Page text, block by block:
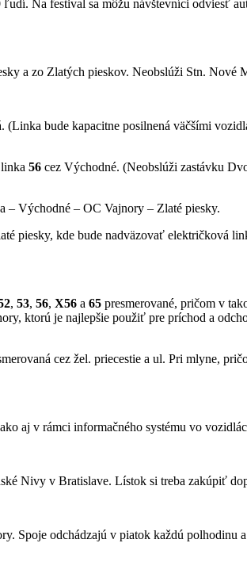
Na festival sa môžu návštevníci odviesť
a zo Zlatých pieskov. Neobslúži Stn. Nové
bude kapacitne posilnená väčšími
56 cez Východné. (Neobslúži zastávku
– Východné – OC Vajnory – Zlaté piesky.
piesky, kde bude nadväzovať električková
, 53, 56, X56 a 65 presmerované, pričom v
ktorú je najlepšie použiť pre príchod a
cez žel. priecestie a ul. Pri mlyne,
aj v rámci informačného systému vo
Nivy v Bratislave. Lístok si treba zakúpiť
Spoje odchádzajú v piatok každú polhodinu